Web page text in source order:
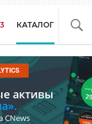
КАТАЛОГ
активы
CNews